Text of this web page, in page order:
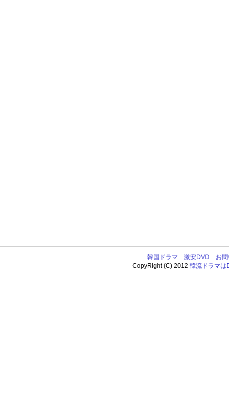
韓国ドラマ 激安DVD
お
CopyRight (C) 2012韓流ドラマは